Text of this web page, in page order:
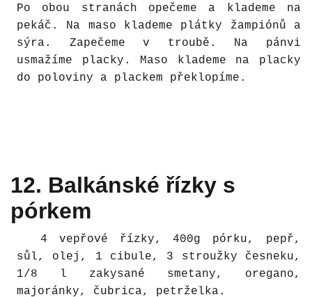
Po obou stranách opečeme a klademe na
pekáč. Na maso klademe plátky žampiónů a
sýra. Zapečeme v troubě. Na pánvi
usmažíme placky. Maso klademe na placky
do poloviny a plackem překlopíme.
12. Balkánské řízky s
pórkem
4 vepřové řízky, 400g pórku, pepř,
sůl, olej, 1 cibule, 3 stroužky česneku,
1/8 l zakysané smetany, oregano,
majoránky, čubrica, petrželka.